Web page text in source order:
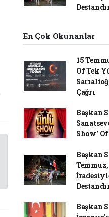
En Çok Okunanlar
15
Of Tek
Çağrı
Başkan
Show'
Başkan
Başkan